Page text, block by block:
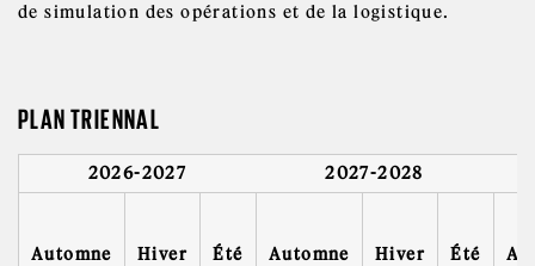
de simulation des opérations et de la logistique.
PLAN TRIENNAL
2026-2027 2027-2028
Automne Hiver Été Automne Hiver Été